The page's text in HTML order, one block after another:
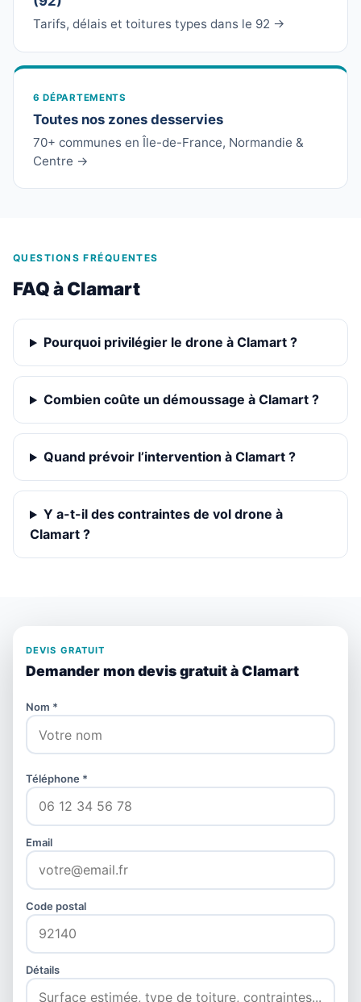
Tarifs, délais et toitures types dans le 92 →
6 DÉPARTEMENTS
Toutes nos zones desservies
70+ communes en Île-de-France, Normandie &
Centre →
QUESTIONS FRÉQUENTES
FAQ à Clamart
Pourquoi privilégier le drone à Clamart ?
Combien coûte un démoussage à Clamart ?
Quand prévoir l’intervention à Clamart ?
Y a-t-il des contraintes de vol drone à
Clamart ?
DEVIS GRATUIT
Demander mon devis gratuit à Clamart
Nom *
Téléphone *
Email
Code postal
Détails